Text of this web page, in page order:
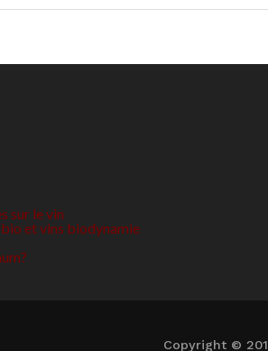
sur le vin
bio et vins biodynamie
Copyright ©